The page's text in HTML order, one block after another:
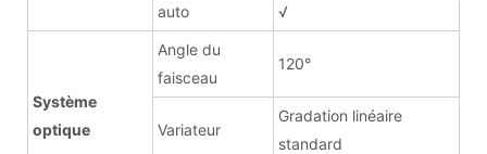
auto √
Système
optique
Angle du
faisceau
120°
Variateur
Gradation linéaire
standard